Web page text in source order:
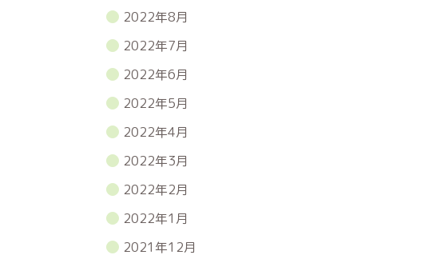
2022年8月
2022年7月
2022年6月
2022年5月
2022年4月
2022年3月
2022年2月
2022年1月
2021年12月